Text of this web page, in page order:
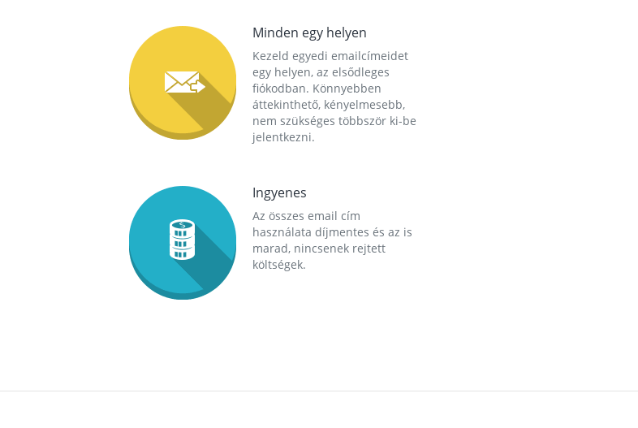
Minden egy helyen
Kezeld egyedi emailcímeidet
egy helyen, az elsődleges
fiókodban. Könnyebben
áttekinthető, kényelmesebb,
nem szükséges többször ki-be
jelentkezni.
Ingyenes
Az összes email cím
használata díjmentes és az is
marad, nincsenek rejtett
költségek.